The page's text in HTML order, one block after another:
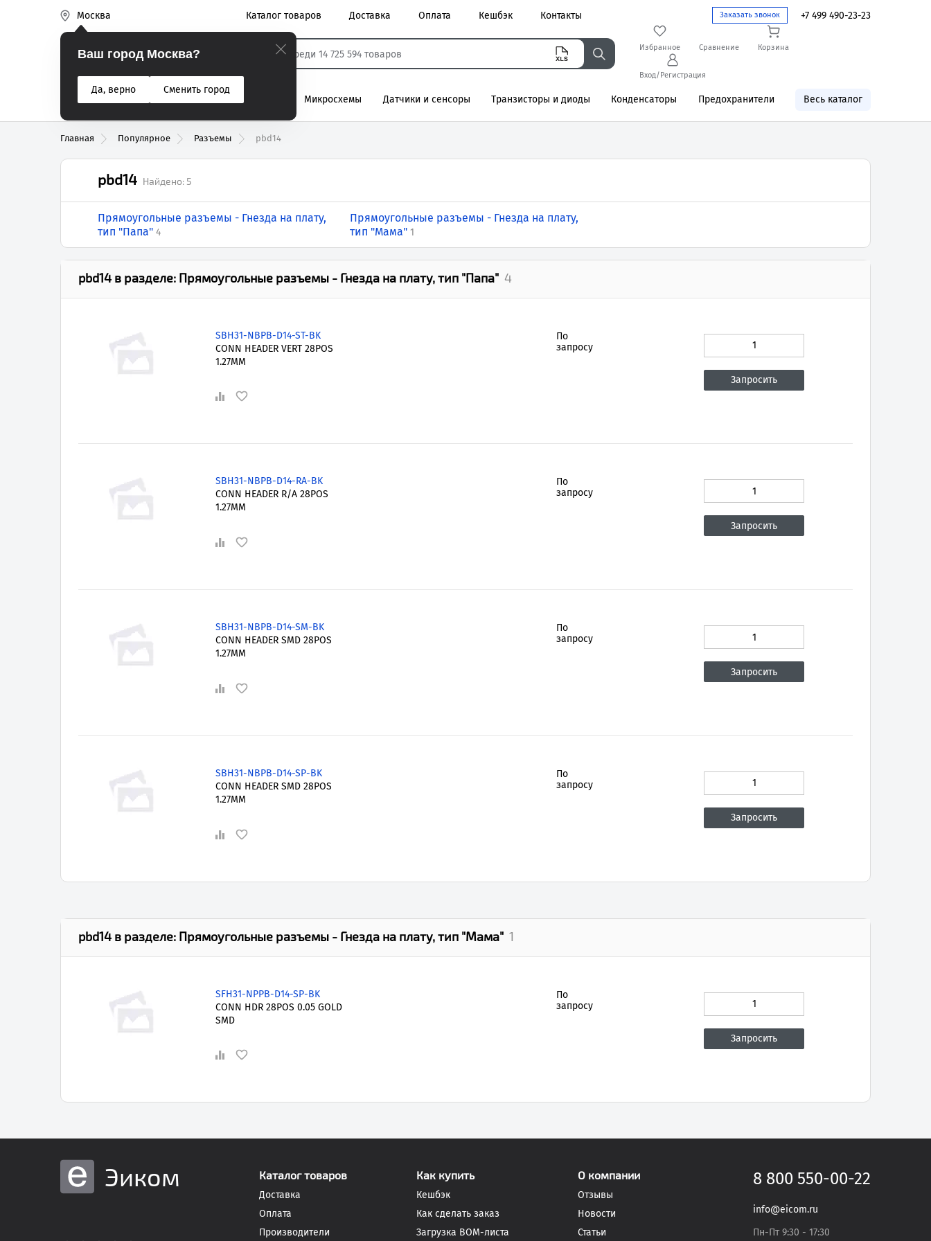
Москва Заказать звонок +7 499 490-23-23
Каталог товаров Доставка Оплата Кешбэк Контакты
Реле электромагнитные
Эиком Избранное Сравнение Корзина
Вход/Регистрация
Ваш город Москва?
Да, верно
Сменить город
% Акции
Разъемы Вентиляторы Микросхемы Датчики и сенсоры Транзисторы и диоды Конденсаторы Предохранители Весь каталог
Главная Популярное Разъемы pbd14
pbd14 Найдено: 5
Прямоугольные разъемы - Гнезда на плату,
тип "Папа" 4
Прямоугольные разъемы - Гнезда на плату,
тип "Мама" 1
pbd14 в разделе: Прямоугольные разъемы - Гнезда на плату, тип "Папа" 4
SBH31-NBPB-D14-ST-BK
CONN HEADER VERT 28POS
1.27MM
По
запросу
SBH31-NBPB-D14-RA-BK
CONN HEADER R/A 28POS
1.27MM
По
запросу
SBH31-NBPB-D14-SM-BK
CONN HEADER SMD 28POS
1.27MM
По
запросу
SBH31-NBPB-D14-SP-BK
CONN HEADER SMD 28POS
1.27MM
По
запросу
pbd14 в разделе: Прямоугольные разъемы - Гнезда на плату, тип "Мама" 1
SFH31-NPPB-D14-SP-BK
CONN HDR 28POS 0.05 GOLD
SMD
По
запросу
Эиком Каталог товаров
Доставка
Оплата
Производители
Как купить
Кешбэк
Как сделать заказ
Загрузка BOM-листа
О компании
Отзывы
Новости
Статьи
8 800 550-00-22
info@eicom.ru
Пн-Пт 9:30 - 17:30